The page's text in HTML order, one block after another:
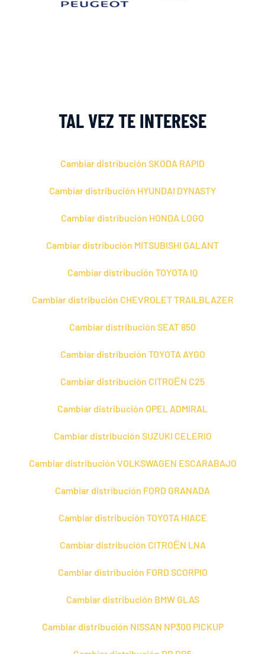
TAL VEZ TE INTERESE
Cambiar distribución SKODA RAPID
Cambiar distribución HYUNDAI DYNASTY
Cambiar distribución HONDA LOGO
Cambiar distribución MITSUBISHI GALANT
Cambiar distribución TOYOTA IQ
Cambiar distribución CHEVROLET TRAILBLAZER
Cambiar distribución SEAT 850
Cambiar distribución TOYOTA AYGO
Cambiar distribución CITROЁN C25
Cambiar distribución OPEL ADMIRAL
Cambiar distribución SUZUKI CELERIO
Cambiar distribución VOLKSWAGEN ESCARABAJO
Cambiar distribución FORD GRANADA
Cambiar distribución TOYOTA HIACE
Cambiar distribución CITROЁN LNA
Cambiar distribución FORD SCORPIO
Cambiar distribución BMW GLAS
Cambiar distribución NISSAN NP300 PICKUP